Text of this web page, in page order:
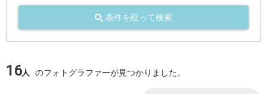
条件を絞って検索
16人 のフォトグラファーが見つかりました。